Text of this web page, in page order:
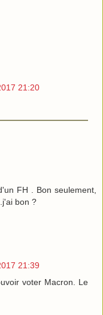
21:20
FH . Bon seulement,
bon ?
21:39
voter Macron. Le